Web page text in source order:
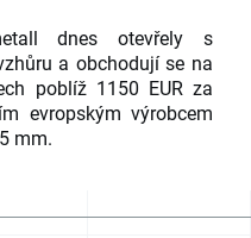
dnes otevřely s
a obchodují se na
poblíž 1150 EUR za
evropským výrobcem
mm.